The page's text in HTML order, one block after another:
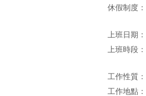
休假制度：
上班日期：
上班時段：
工作性質：
工作地點：